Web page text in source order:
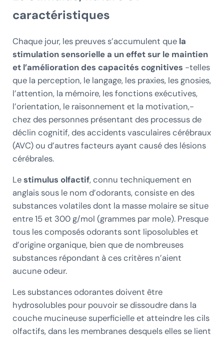
caractéristiques
Chaque jour, les preuves s’accumulent que la
stimulation sensorielle a un effet sur le maintien
et l’amélioration des capacités cognitives -telles
que la perception, le langage, les praxies, les gnosies,
l’attention, la mémoire, les fonctions exécutives,
l’orientation, le raisonnement et la motivation,-
chez des personnes présentant des processus de
déclin cognitif, des accidents vasculaires cérébraux
(AVC) ou d’autres facteurs ayant causé des lésions
cérébrales.
Lestimulus olfactif, connu techniquement en
anglais sous le nom d’odorants, consiste en des
substances volatiles dont la masse molaire se situe
entre 15 et 300 g/mol (grammes par mole). Presque
tous les composés odorants sont liposolubles et
d’origine organique, bien que de nombreuses
substances répondant à ces critères n’aient
aucune odeur.
Les substances odorantes doivent être
hydrosolubles pour pouvoir se dissoudre dans la
couche mucineuse superficielle et atteindre les cils
olfactifs, dans les membranes desquels elles se lient